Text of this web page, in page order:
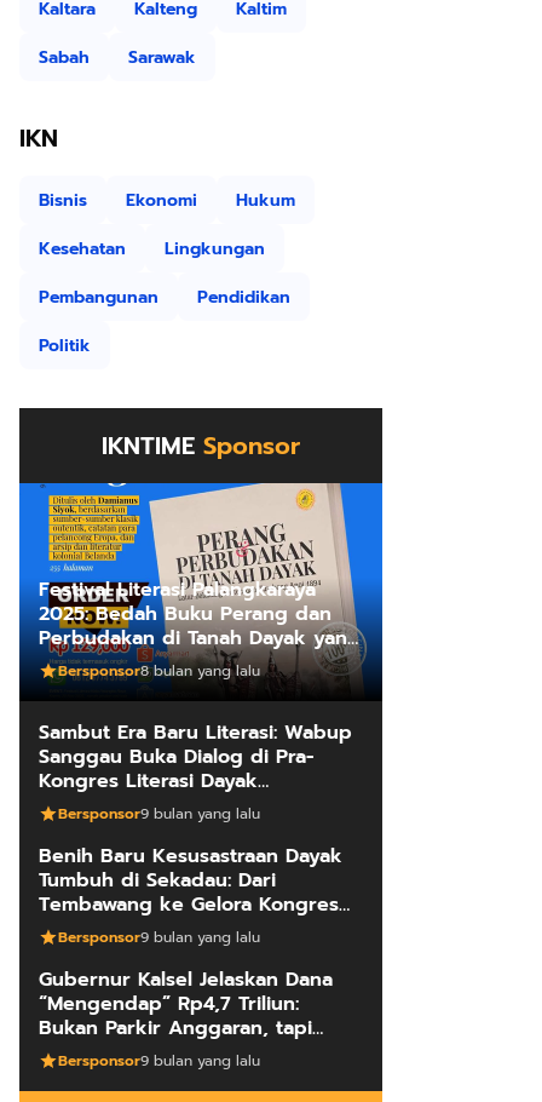
Kaltara
Kalteng
Kaltim
Sabah
Sarawak
IKN
Bisnis Ekonomi
Hukum
Kesehatan
Lingkungan
Pembangunan
Pendidikan
Politik
IKNTIME Sponsor
Festival Literasi Palangkaraya
2025: Bedah Buku Perang dan
Perbudakan di Tanah Dayak yang
Mengungkap Kebenaran Fakta
Sejarah
Bersponsor8 bulan yang lalu
Sambut Era Baru Literasi: Wabup
Sanggau Buka Dialog di Pra-
Kongres Literasi Dayak
Internasional
Bersponsor9 bulan yang lalu
Benih Baru Kesusastraan Dayak
Tumbuh di Sekadau: Dari
Tembawang ke Gelora Kongres
Penulis
Bersponsor9 bulan yang lalu
Gubernur Kalsel Jelaskan Dana
“Mengendap” Rp4,7 Triliun:
Bukan Parkir Anggaran, tapi
Manajemen Kas Daerah
Bersponsor9 bulan yang lalu